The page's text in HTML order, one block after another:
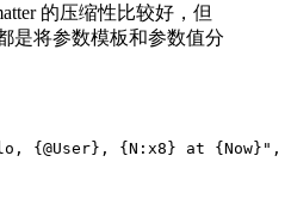
的压缩性比较好，但
是将参数模板和参数值分
{@User}, {N:x8} at